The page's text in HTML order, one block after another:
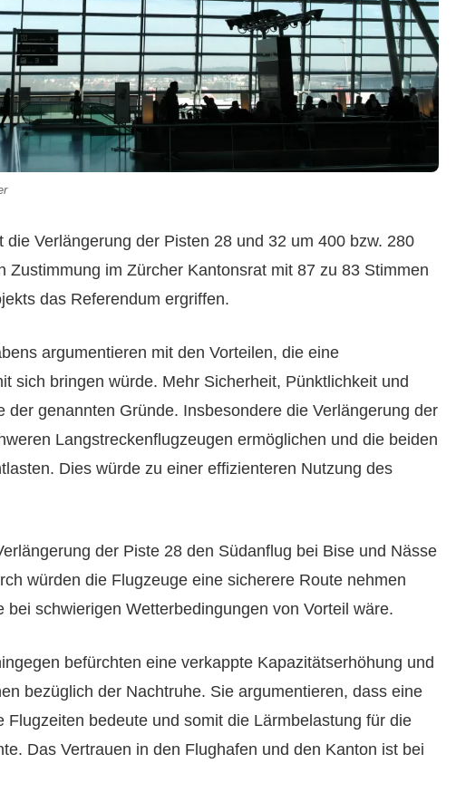
die Verlängerung der Pisten 28 und 32 um 400 bzw. 280
Zustimmung im Zürcher Kantonsrat mit 87 zu 83 Stimmen
das Referendum ergriffen.
argumentieren mit den Vorteilen, die eine
sich bringen würde. Mehr Sicherheit, Pünktlichkeit und
der genannten Gründe. Insbesondere die Verlängerung der
Langstreckenflugzeugen ermöglichen und die beiden
Dies würde zu einer effizienteren Nutzung des
der Piste 28 den Südanflug bei Bise und Nässe
würden die Flugzeuge eine sicherere Route nehmen
bei schwierigen Wetterbedingungen von Vorteil wäre.
befürchten eine verkappte Kapazitätserhöhung und
bezüglich der Nachtruhe. Sie argumentieren, dass eine
Flugzeiten bedeute und somit die Lärmbelastung für die
Das Vertrauen in den Flughafen und den Kanton ist bei